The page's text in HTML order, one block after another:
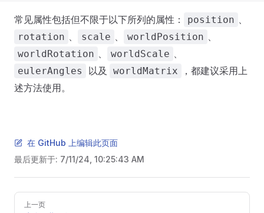
常见属性包括但不限于以下所列的属性： position 、
rotation 、 scale 、 worldPosition 、
worldRotation 、 worldScale 、
eulerAngles 以及 worldMatrix
，都建议采用上
述方法使用。
在 GitHub 上编辑此页面
最后更新于: 7/11/24, 10:25:43 AM
Pager
上一页